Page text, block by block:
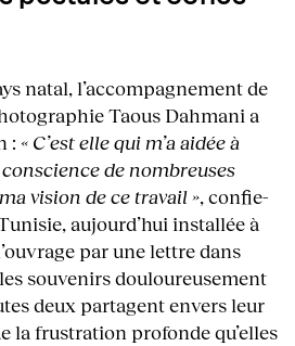
natal, l’accompagnement de
Taous Dahmani a
: « C’est elle qui m’a aidée à
de nombreuses
vision de ce travail », confie-
aujourd’hui installée à
par une lettre dans
souvenirs douloureusement
deux partagent envers leur
la frustration profonde qu’elles